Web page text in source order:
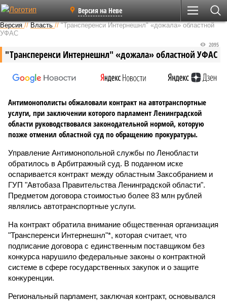
Версия на Неве
Версия //Власть //"Трансперенси Интернешнл" «дожала» областной
УФАС
"Трансперенси Интернешнл" «дожала» областной УФАС
2095
Антимонополисты обжаловали контракт на автотранспортные
услуги, при заключении которого парламент Ленинградской
области руководствовался законодательной нормой, которую
позже отменил областной суд по обращению прокуратуры.
Управление Антимонопольной службы по Ленобласти
обратилось в Арбитражный суд. В поданном иске
оспаривается контракт между областным Заксобранием и
ГУП "Автобаза Правительства Ленинградской области".
Предметом договора стоимостью более 83 млн рублей
являлись автотранспортные услуги.
На контракт обратила внимание общественная организация
"Трансперенси Интернешнл"*, которая считает, что
подписание договора с единственным поставщиком без
конкурса нарушило федеральные законы о контрактной
системе в сфере государственных закупок и о защите
конкуренции.
Региональный парламент, заключая контракт, основывался